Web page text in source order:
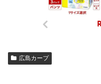
広島カープ